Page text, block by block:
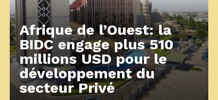
Afrique de l’Ouest: la
BIDC engage plus 510
millions USD pour le
développement du
secteur Privé